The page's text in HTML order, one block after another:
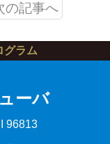
の記事へ
グラム
ーバ
96813